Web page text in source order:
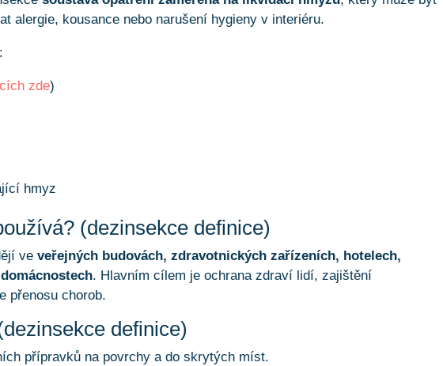
alergie, kousance nebo narušení hygieny v interiéru.
zde)
hmyz
(dezinsekce definice)
veveřejných budovách, zdravotnických zařízeních, hotelech,
. Hlavním cílem je ochrana zdraví lidí, zajištění
přenosu chorob.
definice)
přípravků na povrchy a do skrytých míst.